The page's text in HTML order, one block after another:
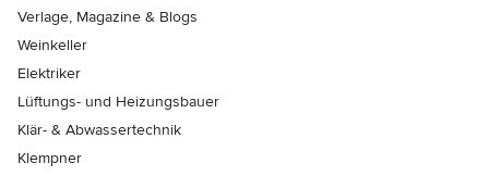
Verlage, Magazine & Blogs
Weinkeller
Elektriker
Lüftungs- und Heizungsbauer
Klär- & Abwassertechnik
Klempner